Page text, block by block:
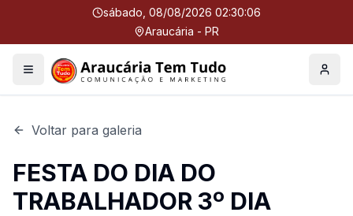
sábado, 08/08/2026 02:30:06
Araucária - PR
Menu Perfil
Voltar para galeria
FESTA DO DIA DO
TRABALHADOR 3º DIA